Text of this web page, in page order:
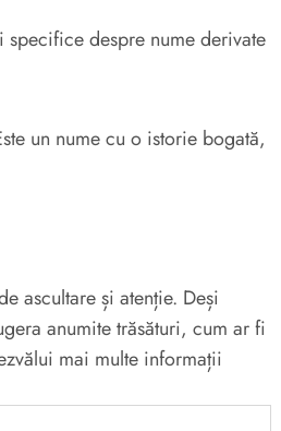
despre nume derivate
un nume cu o istorie bogată,
ascultare și atenție. Deși
anumite trăsături, cum ar fi
mai multe informații